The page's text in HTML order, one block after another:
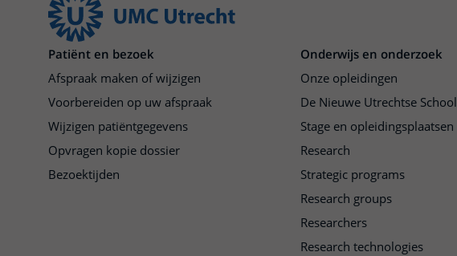
Patiënt en bezoek
Afspraak maken of wijzigen
Voorbereiden op uw afspraak
Wijzigen patiëntgegevens
Opvragen kopie dossier
Bezoektijden
Onderwijs en onderzoek
Onze opleidingen
De Nieuwe Utrechtse School
Stage en opleidingsplaatsen
Research
Strategic programs
Research groups
Researchers
Research technologies